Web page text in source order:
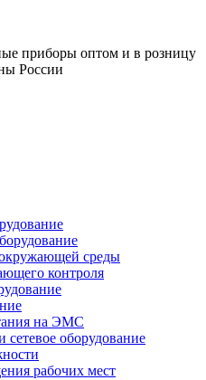
приборы оптом и в розницу
России
среды
контроля
на ЭМС
оборудование
рабочих мест